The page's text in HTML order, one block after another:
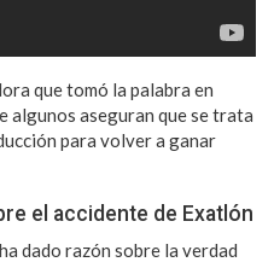
que tomó la palabra en
algunos aseguran que se trata
para volver a ganar
el accidente de Exatlón
dado razón sobre la verdad